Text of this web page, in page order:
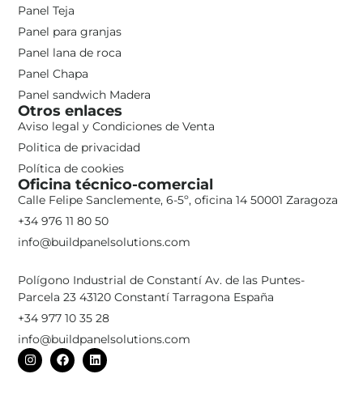
Panel Teja
Panel para granjas
Panel lana de roca
Panel Chapa
Panel sandwich Madera
Otros enlaces
Aviso legal y Condiciones de Venta
Politica de privacidad
Política de cookies
Oficina técnico-comercial
Calle Felipe Sanclemente, 6-5º, oficina 14 50001 Zaragoza
+34 976 11 80 50
info@buildpanelsolutions.com
Polígono Industrial de Constantí Av. de las Puntes-
Parcela 23 43120 Constantí Tarragona España
+34 977 10 35 28
info@buildpanelsolutions.com